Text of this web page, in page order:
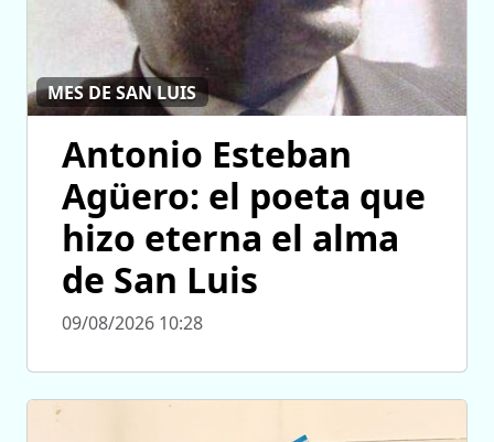
MES DE SAN LUIS
Antonio Esteban
Agüero: el poeta que
hizo eterna el alma
de San Luis
09/08/2026 10:28